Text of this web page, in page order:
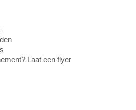
Laat een flyer